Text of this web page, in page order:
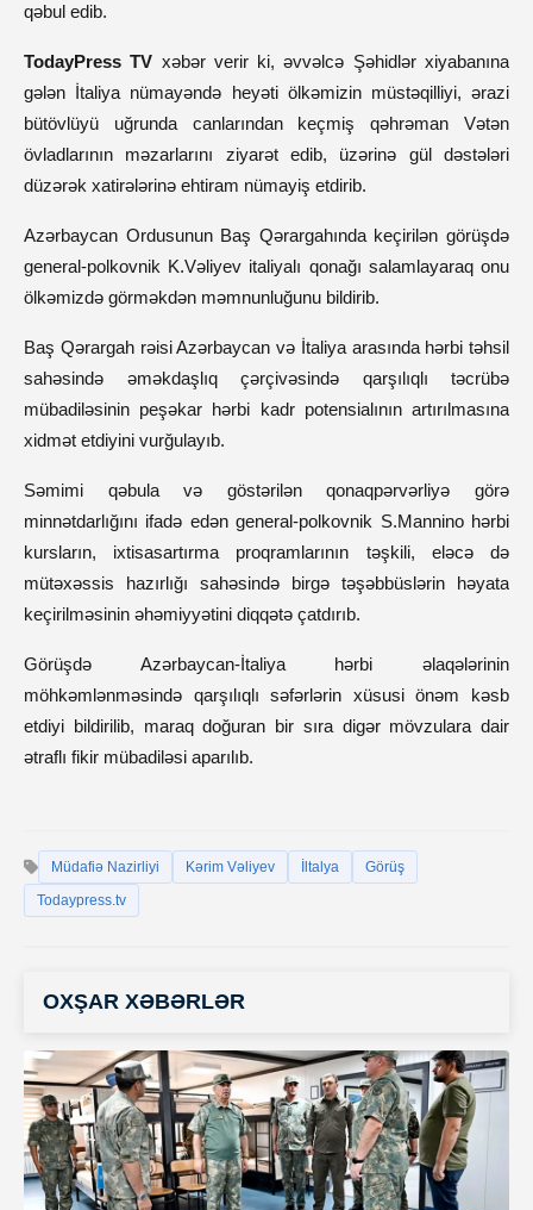
qəbul edib.
TodayPress TV xəbər verir ki, əvvəlcə Şəhidlər xiyabanına
gələn İtaliya nümayəndə heyəti ölkəmizin müstəqilliyi, ərazi
bütövlüyü uğrunda canlarından keçmiş qəhrəman Vətən
övladlarının məzarlarını ziyarət edib, üzərinə gül dəstələri
düzərək xatirələrinə ehtiram nümayiş etdirib.
Azərbaycan Ordusunun Baş Qərargahında keçirilən görüşdə
general-polkovnik K.Vəliyev italiyalı qonağı salamlayaraq onu
ölkəmizdə görməkdən məmnunluğunu bildirib.
Baş Qərargah rəisi Azərbaycan və İtaliya arasında hərbi təhsil
sahəsində əməkdaşlıq çərçivəsində qarşılıqlı təcrübə
mübadiləsinin peşəkar hərbi kadr potensialının artırılmasına
xidmət etdiyini vurğulayıb.
Səmimi qəbula və göstərilən qonaqpərvərliyə görə
minnətdarlığını ifadə edən general-polkovnik S.Mannino hərbi
kursların, ixtisasartırma proqramlarının təşkili, eləcə də
mütəxəssis hazırlığı sahəsində birgə təşəbbüslərin həyata
keçirilməsinin əhəmiyyətini diqqətə çatdırıb.
Görüşdə Azərbaycan-İtaliya hərbi əlaqələrinin
möhkəmlənməsində qarşılıqlı səfərlərin xüsusi önəm kəsb
etdiyi bildirilib, maraq doğuran bir sıra digər mövzulara dair
ətraflı fikir mübadiləsi aparılıb.
Müdafiə Nazirliyi Kərim Vəliyev İltalya
Görüş
Todaypress.tv
OXŞAR XƏBƏRLƏR